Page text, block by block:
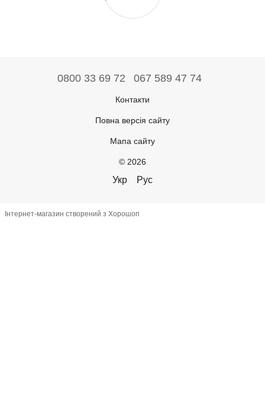
0800 33 69 72 067 589 47 74
Контакти
Повна версія сайту
Мапа сайту
© 2026
Укр Рус
Інтернет-магазин створений з Хорошоп